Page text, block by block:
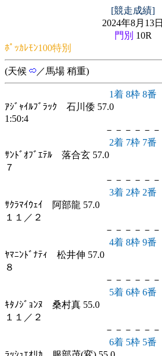
[競走成績]
2024年8月13日
門別 10R
ﾎﾟｯｶﾚﾓﾝ100特別
(天候 ／馬場 稍重)
1着 8枠 8番
ｱｼﾞｬｲﾙﾌﾞﾗｯｸ 石川倭 57.0
1:50:4
－－－－－－
2着 7枠 7番
ｻﾝﾄﾞｵﾌﾞｴﾃﾙ 落合玄 57.0
７
－－－－－－
3着 2枠 2番
ｻｸﾗﾏｲｳｪｲ 阿部龍 57.0
１１／２
－－－－－－
4着 8枠 9番
ﾔﾏﾆﾝﾄﾞﾅﾃｨ 松井伸 57.0
８
－－－－－－
5着 6枠 6番
ｷﾀﾉｼﾞｮﾝﾇ 桑村真 55.0
１１／２
－－－－－－
6着 5枠 5番